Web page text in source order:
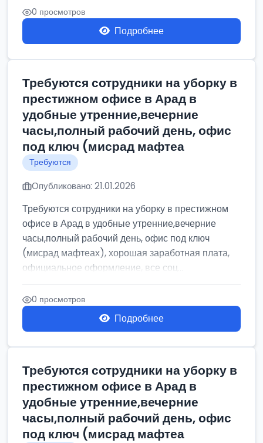
0 просмотров
Подробнее
Требуются сотрудники на уборку в
престижном офисе в Арад в
удобные утренние,вечерние
часы,полный рабочий день, офис
под ключ (мисрад мафтеа
Требуются
Опубликовано: 21.01.2026
Требуются сотрудники на уборку в престижном
офисе в Арад в удобные утренние,вечерние
часы,полный рабочий день, офис под ключ
(мисрад мафтеах), хорошая заработная плата,
официальное оформление, все соц...
0 просмотров
Подробнее
Требуются сотрудники на уборку в
престижном офисе в Арад в
удобные утренние,вечерние
часы,полный рабочий день, офис
под ключ (мисрад мафтеа